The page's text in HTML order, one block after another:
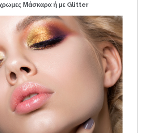
Μάσκαρα ή με Glitter